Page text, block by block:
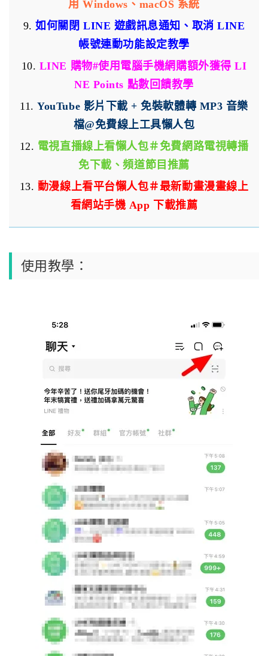
用 Windows、macOS 系統
9.如何關閉 LINE 遊戲訊息通知、取消 LINE
帳號連動功能設定教學
10. LINE 購物#使用電腦手機網購額外獲得 LI
NE Points 點數回饋教學
11.YouTube 影片下載 + 免裝軟體轉 MP3 音樂
檔@免費線上工具懶人包
12. 電視直播線上看懶人包＃免費網路電視轉播
免下載、頻道節目推薦
13. 動漫線上看平台懶人包＃最新動畫漫畫線上
看網站手機 App 下載推薦
使用教學：